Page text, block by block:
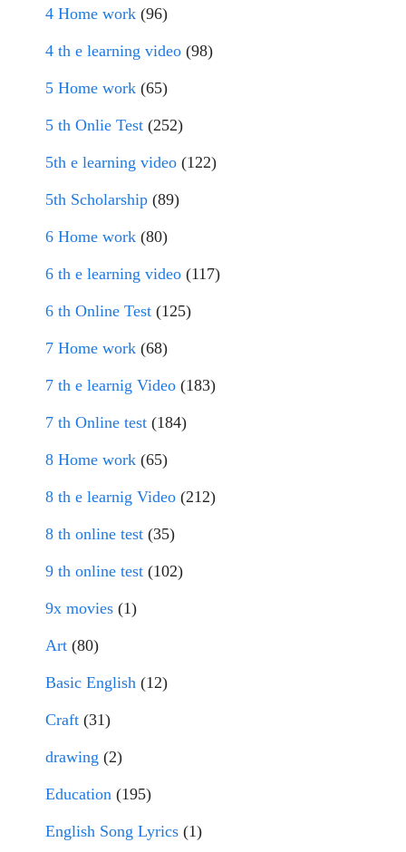
4 Home work (96)
4 th e learning video (98)
5 Home work (65)
5 th Onlie Test (252)
5th e learning video (122)
5th Scholarship (89)
6 Home work (80)
6 th e learning video (117)
6 th Online Test (125)
7 Home work (68)
7 th e learnig Video (183)
7 th Online test (184)
8 Home work (65)
8 th e learnig Video (212)
8 th online test (35)
9 th online test (102)
9x movies (1)
Art (80)
Basic English (12)
Craft (31)
drawing (2)
Education (195)
English Song Lyrics (1)